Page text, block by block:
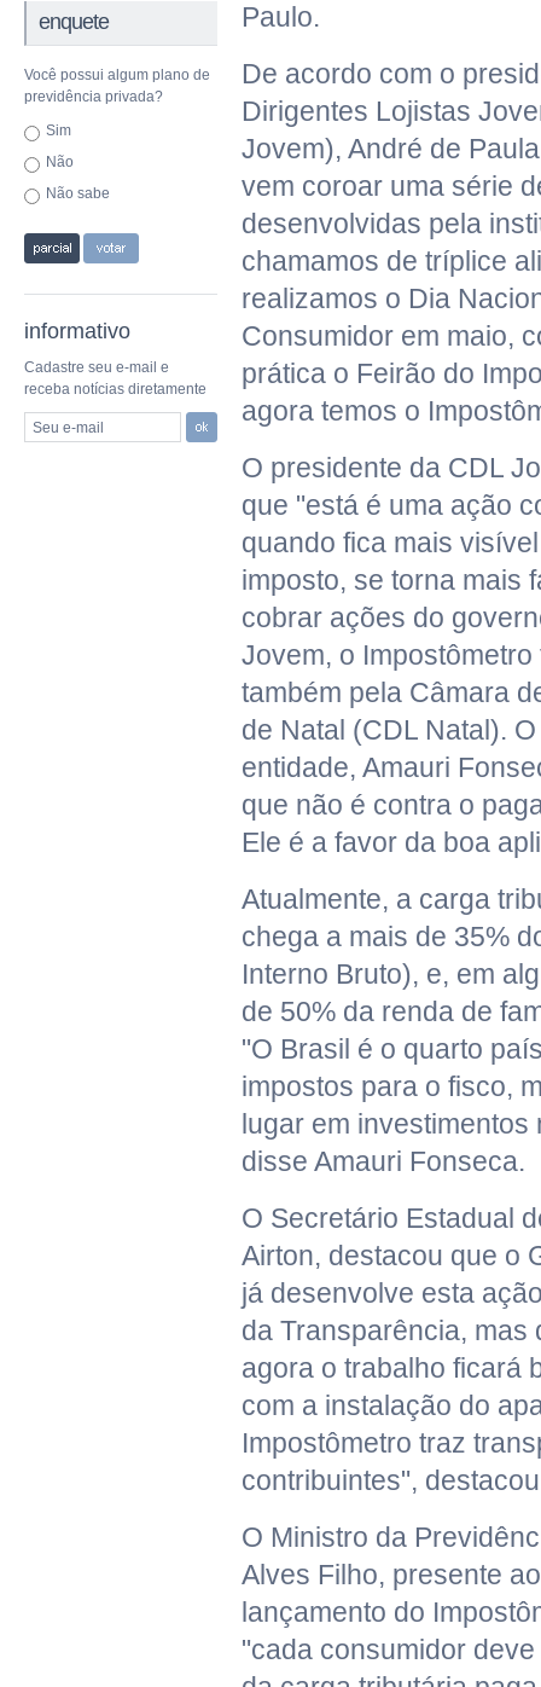
enquete
Você possui algum plano de
previdência privada?
Sim
Não
Não sabe
informativo
Cadastre seu e-mail e
receba notícias diretamente
Seu e-mail
Paulo.
De acordo com o
Dirigentes Lojistas
Jovem), André de
vem coroar uma série
desenvolvidas pela
chamamos de tríplice
realizamos o Dia
Consumidor em maio,
prática o Feirão do
agora temos o
O presidente da CDL
que "está é uma ação
quando fica mais
imposto, se torna mais
cobrar ações do
Jovem, o
também pela Câmara
de Natal (CDL Natal).
entidade, Amauri
que não é contra o
Ele é a favor da boa
Atualmente, a carga
chega a mais de 35%
Interno Bruto), e, em
de 50% da renda de
"O Brasil é o quarto
impostos para o fisco,
lugar em investimentos
disse Amauri Fonseca.
O Secretário Estadual
Airton, destacou que o
já desenvolve esta
da Transparência, mas
agora o trabalho ficará
com a instalação do
Impostômetro traz
contribuintes",
O Ministro da
Alves Filho, presente
lançamento do
"cada consumidor